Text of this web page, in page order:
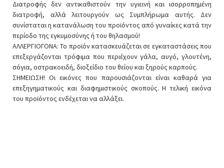
Διατροφής δεν αντικαθιστούν την υγιεινή και ισορροπημένη
διατροφή, αλλά λειτουργούν ως Συμπλήρωμα αυτής. Δεν
συνίσταται η κατανάλωση του προϊόντος από γυναίκες κατά την
περίοδο της εγκυμοσύνης ή του θηλασμού!
ΑΛΛΕΡΓΙΟΓΟΝΑ: Το προϊόν κατασκευάζεται σε εγκαταστάσεις που
επεξεργάζονται τρόφιμα που περιέχουν γάλα, αυγό, γλουτένη,
σόγια, οστρακοειδή, διοξείδιο του θείου και ξηρούς καρπούς.
ΣΗΜΕΙΩΣΗ! Οι εικόνες που παρουσιάζονται είναι καθαρά για
επεξηγηματικούς και διαφημιστικούς σκοπούς. Η τελική εικόνα
του προϊόντος ενδέχεται να αλλάξει.